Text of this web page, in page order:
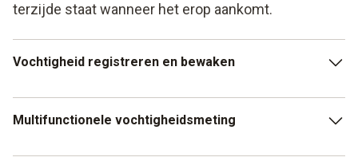
terzijde staat wanneer het erop aankomt.
Vochtigheid registreren en bewaken
vochtigheid op bepaalde punten te meten, maar ook om de
Multifunctionele vochtigheidsmeting